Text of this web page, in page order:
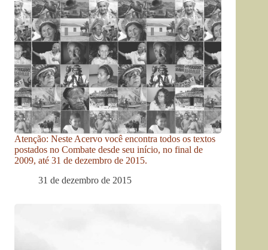
Atenção: Neste Acervo você encontra todos os textos
postados no Combate desde seu início, no final de
2009, até 31 de dezembro de 2015.
31 de dezembro de 2015